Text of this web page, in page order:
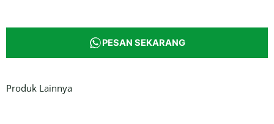
PESAN SEKARANG
Produk Lainnya